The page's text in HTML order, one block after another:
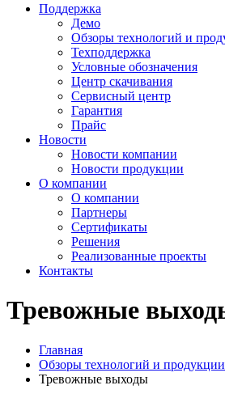
Поддержка
Демо
Обзоры технологий и
Техподдержка
Условные обозначения
Центр скачивания
Сервисный центр
Гарантия
Прайс
Новости
Новости компании
Новости продукции
О компании
О компании
Партнеры
Сертификаты
Решения
Реализованные проекты
Контакты
Тревожные
Главная
Обзоры технологий и продукции
Тревожные выходы